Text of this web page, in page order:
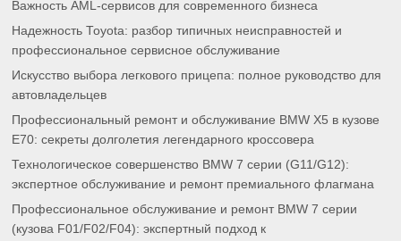
Важность AML-сервисов для современного бизнеса
Надежность Toyota: разбор типичных неисправностей и
профессиональное сервисное обслуживание
Искусство выбора легкового прицепа: полное руководство для
автовладельцев
Профессиональный ремонт и обслуживание BMW X5 в кузове
E70: секреты долголетия легендарного кроссовера
Технологическое совершенство BMW 7 серии (G11/G12):
экспертное обслуживание и ремонт премиального флагмана
Профессиональное обслуживание и ремонт BMW 7 серии
(кузова F01/F02/F04): экспертный подход к